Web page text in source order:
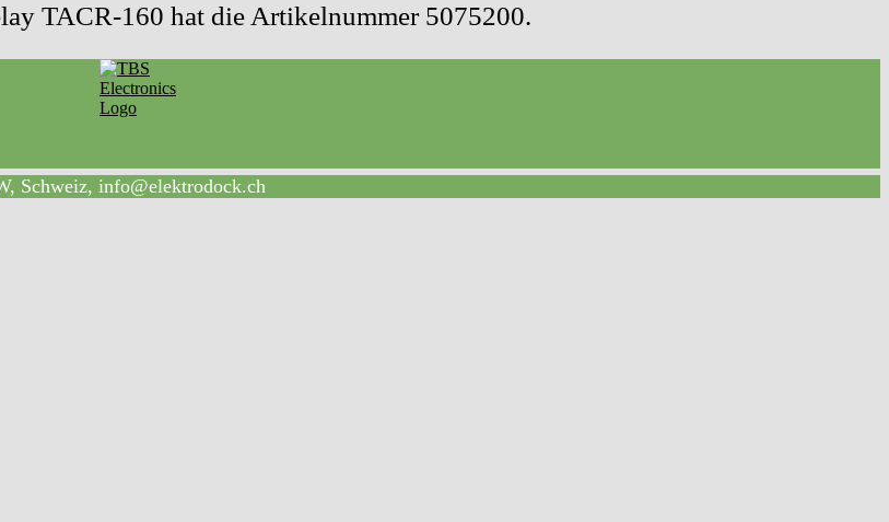
TACR-160 hat die Artikelnummer 5075200.
Schweiz, info@elektrodock.ch